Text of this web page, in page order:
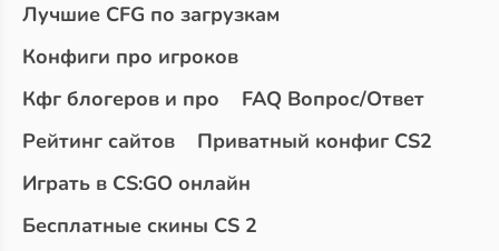
Лучшие CFG по загрузкам
Конфиги про игроков
Кфг блогеров и про
FAQ Вопрос/Ответ
Рейтинг сайтов
Приватный конфиг CS2
Играть в CS:GO онлайн
Бесплатные скины CS 2